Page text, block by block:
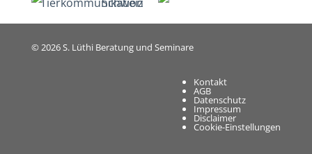
© 2026S. Lüthi Beratung und Seminare
Kontakt
AGB
Datenschutz
Impressum
Disclaimer
Cookie-Einstellungen